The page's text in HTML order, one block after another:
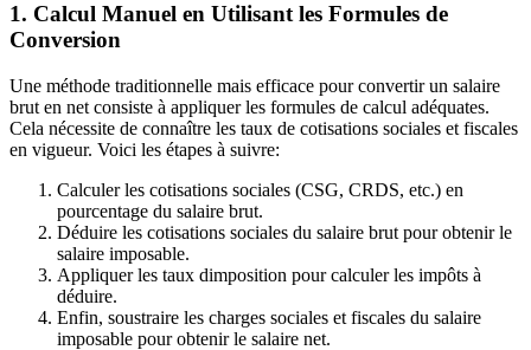
1. Calcul Manuel en Utilisant les Formules de
Conversion
Une méthode traditionnelle mais efficace pour convertir un salaire
brut en net consiste à appliquer les formules de calcul adéquates.
Cela nécessite de connaître les taux de cotisations sociales et fiscales
en vigueur. Voici les étapes à suivre:
Calculer les cotisations sociales (CSG, CRDS, etc.) en
pourcentage du salaire brut.
Déduire les cotisations sociales du salaire brut pour obtenir le
salaire imposable.
Appliquer les taux dimposition pour calculer les impôts à
déduire.
Enfin, soustraire les charges sociales et fiscales du salaire
imposable pour obtenir le salaire net.